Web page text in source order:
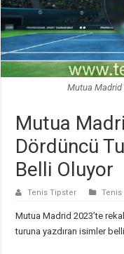
Mutua Madrid
Mutua
Dördüncü
Belli Oluyor
Tenis Tipster Tenis
Mutua Madrid 2023’te
turuna yazdıran isimler